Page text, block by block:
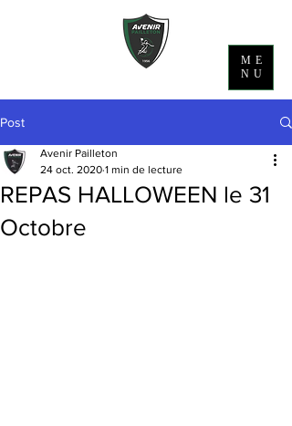
ME
NU
Post
REPAS HALLOWEEN le 31
Octobre
Avenir Pailleton
24 oct. 2020 1 min de lecture